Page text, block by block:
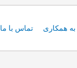
همکاری تماس با ما